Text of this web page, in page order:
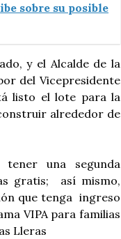
sobre su posible
y el Alcalde de la
del Vicepresidente
listo el lote para la
alrededor de
tener una segunda
gratis; así mismo,
que tenga ingreso
VIPA para familias
Lleras